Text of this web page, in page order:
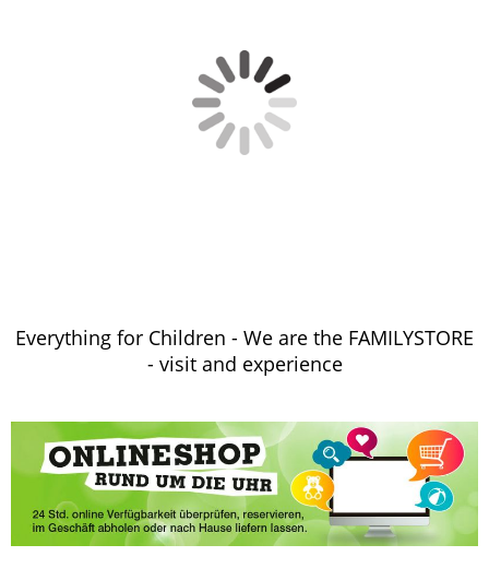
Everything for Children - We are the FAMILYSTORE
- visit and experience